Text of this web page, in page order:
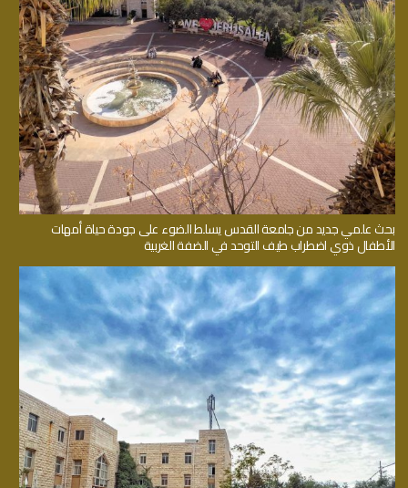
بحث علمي جديد من جامعة القدس يسلط الضوء على جودة حياة أمهات
الأطفال ذوي اضطراب طيف التوحد في الضفة الغربية